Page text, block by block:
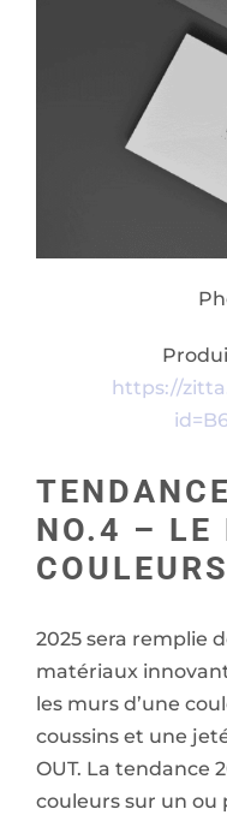
https://
NO.4 – LE
2025 sera remplie
matériaux
les murs d’une
coussins et une
OUT. La tendance
couleurs sur un ou